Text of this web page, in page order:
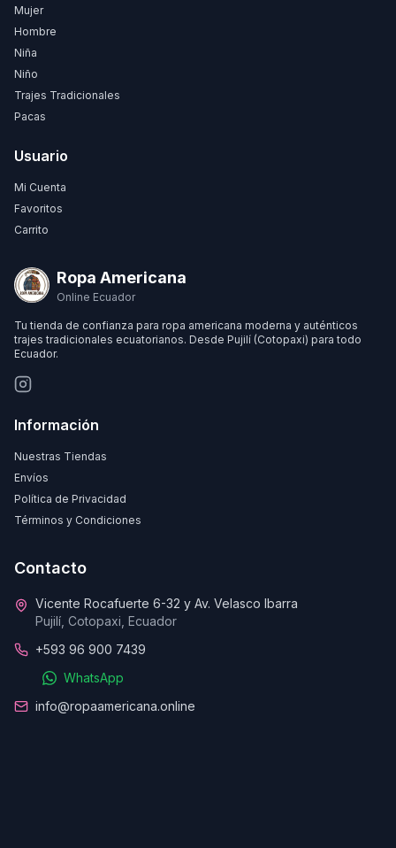
Mujer
Hombre
Niña
Niño
Trajes Tradicionales
Pacas
Usuario
Mi Cuenta
Favoritos
Carrito
Ropa Americana
Online Ecuador
Tu tienda de confianza para ropa americana moderna y auténticos
trajes tradicionales ecuatorianos. Desde Pujilí (Cotopaxi) para todo
Ecuador.
Información
Nuestras Tiendas
Envíos
Política de Privacidad
Términos y Condiciones
Contacto
Vicente Rocafuerte 6-32 y Av. Velasco Ibarra
Pujilí, Cotopaxi, Ecuador
+593 96 900 7439
WhatsApp
info@ropaamericana.online